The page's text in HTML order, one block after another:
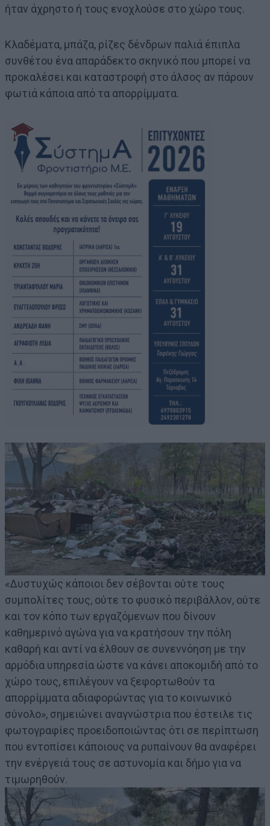
ήταν άχρηστο ή τους ενοχλούσε στο χώρο τους.
Κλαδέματα, μπάζα, ρίζες δένδρων παλιά έπιπλα
συνθέτου ένα απαράδεκτο σκηνικό που μπορεί να
προκαλέσει και καταστροφή στο άλσος αν πάρουν
φωτιά κάποια από τα απορρίμματα.
«Δυστυχώς κάποιοι δεν σέβονται ούτε τους
συμπολίτες τους, ούτε το φυσικό περιβάλλον, ούτε
και τον κόπο των εργαζόμενων που δίνουν
καθημερινό αγώνα για να κρατήσουν την πόλη
καθαρή και αντί να έλθουν σε συνεννόηση με την
αρμόδια υπηρεσία ώστε να κάνει αποκομιδή από το
χώρο τους, επιλέγουν να ξεφορτωθούν τα
απορρίμματα αδιαφορώντας για το κοινωνικό
σύνολο», σημειώνει αναγνώστρια που έστειλε τις
φωτογραφίες προειδοποιώντας ότι σε περίπτωση
που εντοπίσει κάποιους να ρυπαίνουν θα αναφέρει
την ενέργειά τους σε αστυνομία και δήμο για να
τιμωρηθούν.